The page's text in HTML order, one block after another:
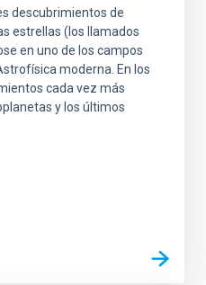
descubrimientos de
estrellas (los llamados
en uno de los campos
moderna. En los
cada vez más
y los últimos